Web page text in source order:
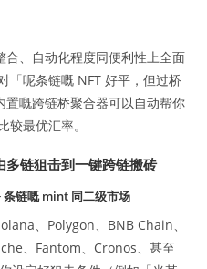
、自动化程度同便利性上全面
「呢条链嘅 NFT 好平，但过桥
嘅跨链桥聚合器可以自动帮你
最优汇率。
链狙击到一键跨链搬砖
链嘅 mint 同二级市场
、Polygon、BNB Chain、
、Fantom、Cronos、甚至